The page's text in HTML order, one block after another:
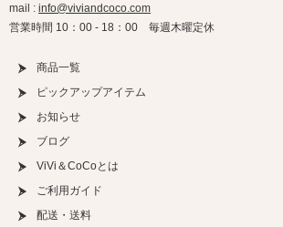
mail : info@viviandcoco.com
営業時間 10：00 - 18：00 毎週木曜定休
商品一覧
ピックアップアイテム
お知らせ
ブログ
ViVi＆CoCoとは
ご利用ガイド
配送・送料